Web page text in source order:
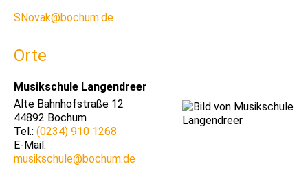
SNovak@bochum.de
Orte
Musikschule Langendreer
Alte Bahnhofstraße 12
44892 Bochum
Tel.: (0234) 910 1268
E-Mail:
musikschule@bochum.de